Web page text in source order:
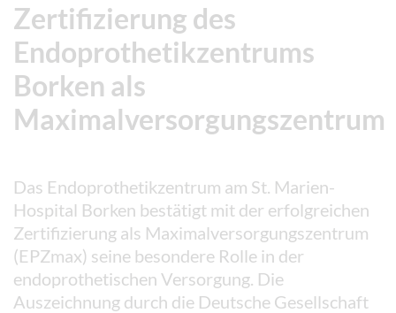
Zertifizierung des
Endoprothetikzentrums
Borken als
Maximalversorgungszentrum
Das Endoprothetikzentrum am St. Marien-
Hospital Borken bestätigt mit der erfolgreichen
Zertifizierung als Maximalversorgungszentrum
(EPZmax) seine besondere Rolle in der
endoprothetischen Versorgung. Die
Auszeichnung durch die Deutsche Gesellschaft